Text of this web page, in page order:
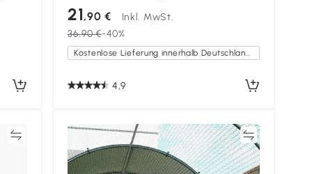
x
Kleintiergehege für Kleintiere,
umformbar Gehege für innen und
außen, 35 x 35 cm Panel, Schwarz
21,90 €
Inkl. MwSt.
36,90 €-40%
4,9
Vergleichen